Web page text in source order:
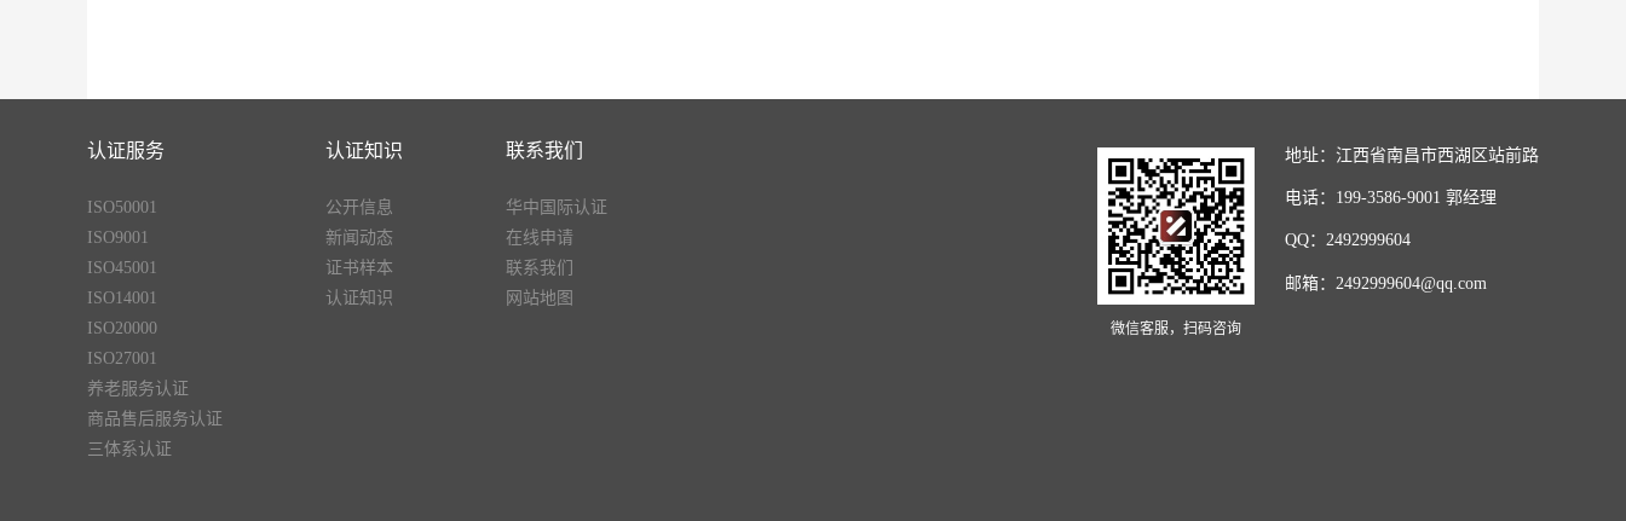
认证服务
ISO50001
ISO9001
ISO45001
ISO14001
ISO20000
ISO27001
养老服务认证
商品售后服务认证
三体系认证
认证知识
公开信息
新闻动态
证书样本
认证知识
联系我们
华中国际认证
在线申请
联系我们
网站地图
微信客服，扫码咨询
地址：江西省南昌市西湖区站前路
电话：199-3586-9001 郭经理
QQ：2492999604
邮箱：2492999604@qq.com